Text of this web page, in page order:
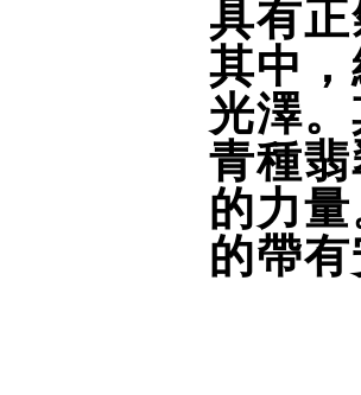
具有
其中
光澤
青種
的力
的帶